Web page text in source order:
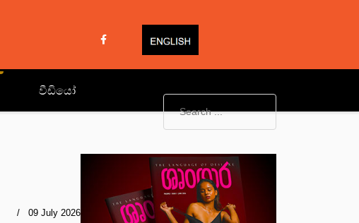
වීඩියෝ
09 July 2026